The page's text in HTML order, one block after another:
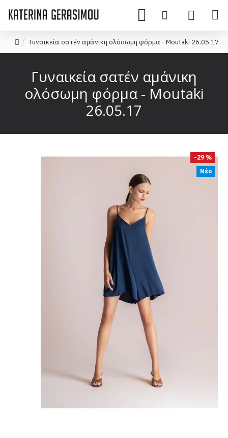
Γυναικεία σατέν αμάνικη ολόσωμη φόρμα - Moutaki 26.05.17
Γυναικεία σατέν αμάνικη
ολόσωμη φόρμα - Moutaki
26.05.17
Νέο
-29 %